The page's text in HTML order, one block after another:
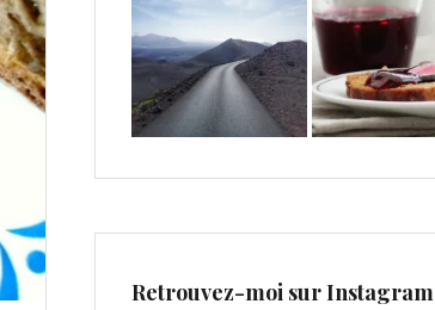
Retrouvez-moi sur Instagram